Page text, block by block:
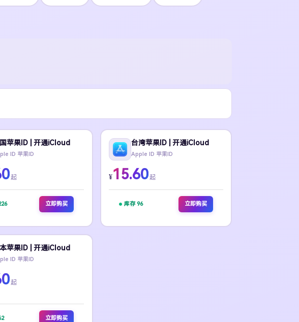
苹果ID | 开通iCloud
ID 苹果ID
起
立即购买
台湾苹果ID | 开通iCloud
Apple ID 苹果ID
¥15.60起
库存 96 立即购买
苹果ID | 开通iCloud
ID 苹果ID
起
立即购买